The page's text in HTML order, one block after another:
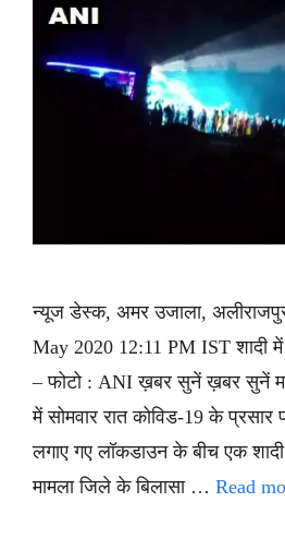
न्यूज डेस्क, अमर उजाला,
May 2020 12:11 PM IST शादी
– फोटो : ANI ख़बर सुनें ख़बर सुनें
में सोमवार रात कोविड-19 के
लगाए गए लॉकडाउन के बीच एक शादी
मामला जिले के बिलासा … Read